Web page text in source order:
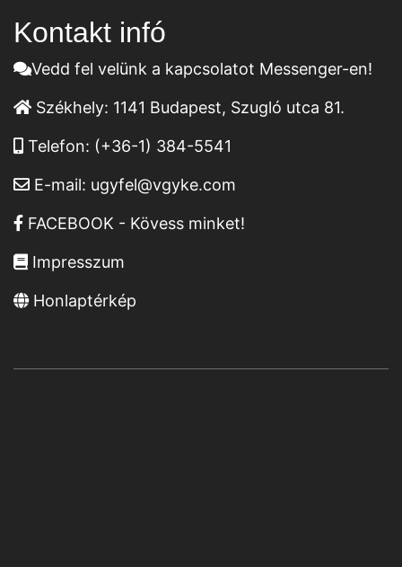
Kontakt infó
Vedd fel velünk a kapcsolatot Messenger-en!
Székhely: 1141 Budapest, Szugló utca 81.
Telefon: (+36-1) 384-5541
E-mail: ugyfel@vgyke.com
FACEBOOK - Kövess minket!
Impresszum
Honlaptérkép